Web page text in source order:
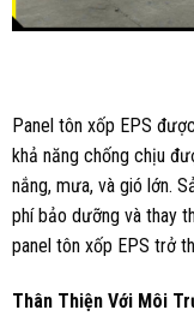
Panel tôn xốp EPS
khả năng chống chịu
nắng, mưa, và gió lớn.
phí bảo dưỡng và thay
panel tôn xốp EPS trở
Thân Thiện Với Môi